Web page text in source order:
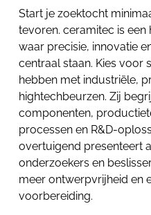
Start je zoektocht
tevoren. ceramitec is
waar precisie, innovatie
centraal staan. Kies voor
hebben met industriële,
hightechbeurzen. Zij
componenten,
processen en R&D-
overtuigend presenteert
onderzoekers en
meer ontwerpvrijheid en
voorbereiding.